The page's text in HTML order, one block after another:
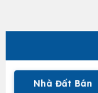
Nhà Đất Bán